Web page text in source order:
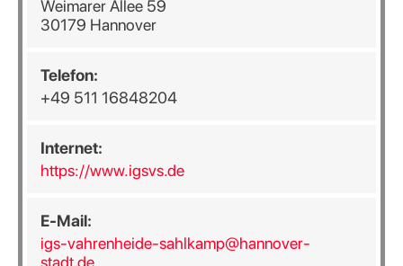
Weimarer Allee 59
30179 Hannover
Telefon:
+49 511 16848204
Internet:
https://www.igsvs.de
E-Mail:
igs-vahrenheide-sahlkamp@hannover-
stadt.de